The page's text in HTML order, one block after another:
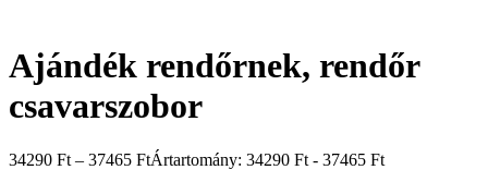
Ajándék rendőrnek, rendőr
csavarszobor
34290 Ft – 37465 FtÁrtartomány: 34290 Ft - 37465 Ft